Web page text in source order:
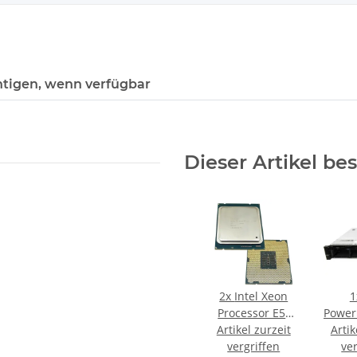
wenn verfügbar
Dieser Artikel
2x Intel Xeon
Processor E5-
2680 v2 25MB
SmartCache
Artikel zurzeit
vergriffen